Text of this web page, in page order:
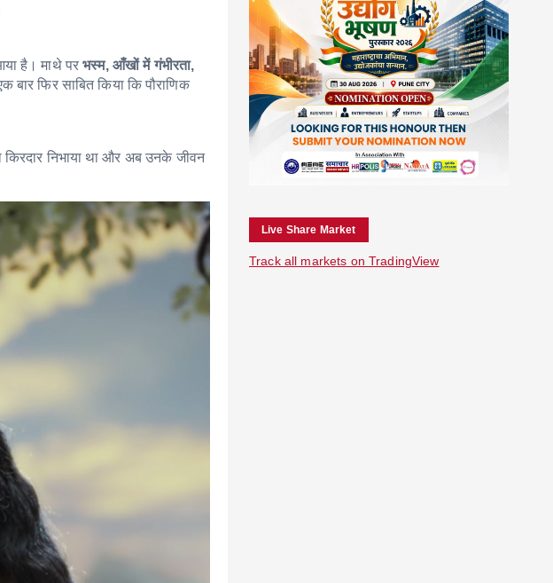
है। माथे परभस्म, आँखों में गंभीरता,
फिर साबित किया कि पौराणिक
निभाया था और अब उनके जीवन
Live Share Market
Track all markets on TradingView